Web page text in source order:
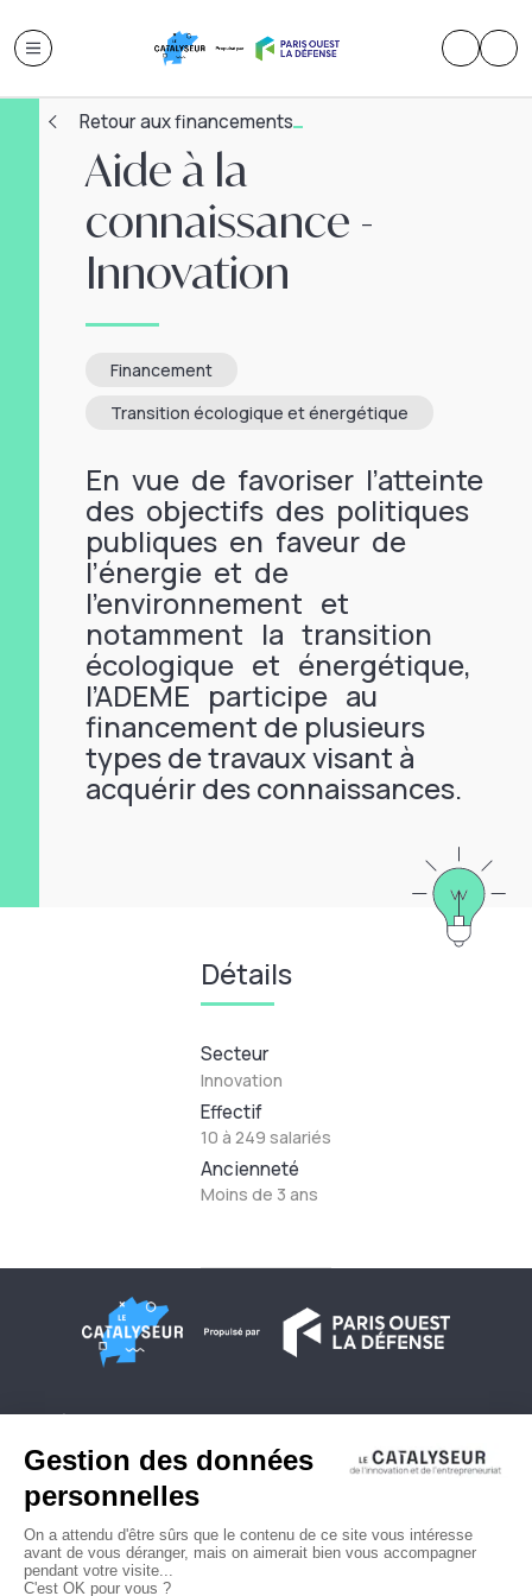
Retour aux financements
Aide à la
connaissance -
Innovation
Financement
Transition écologique et énergétique
En vue de favoriser l’atteinte
des objectifs des politiques
publiques en faveur de
l’énergie et de
l’environnement et
notamment la transition
écologique et énergétique,
l’ADEME participe au
financement de plusieurs
types de travaux visant à
acquérir des connaissances.
Détails
Secteur
Innovation
Effectif
10 à 249 salariés
Ancienneté
Moins de 3 ans
Conditions générales d'utilisation
Contactez-nous
Politique de confidentialité
Plan du site